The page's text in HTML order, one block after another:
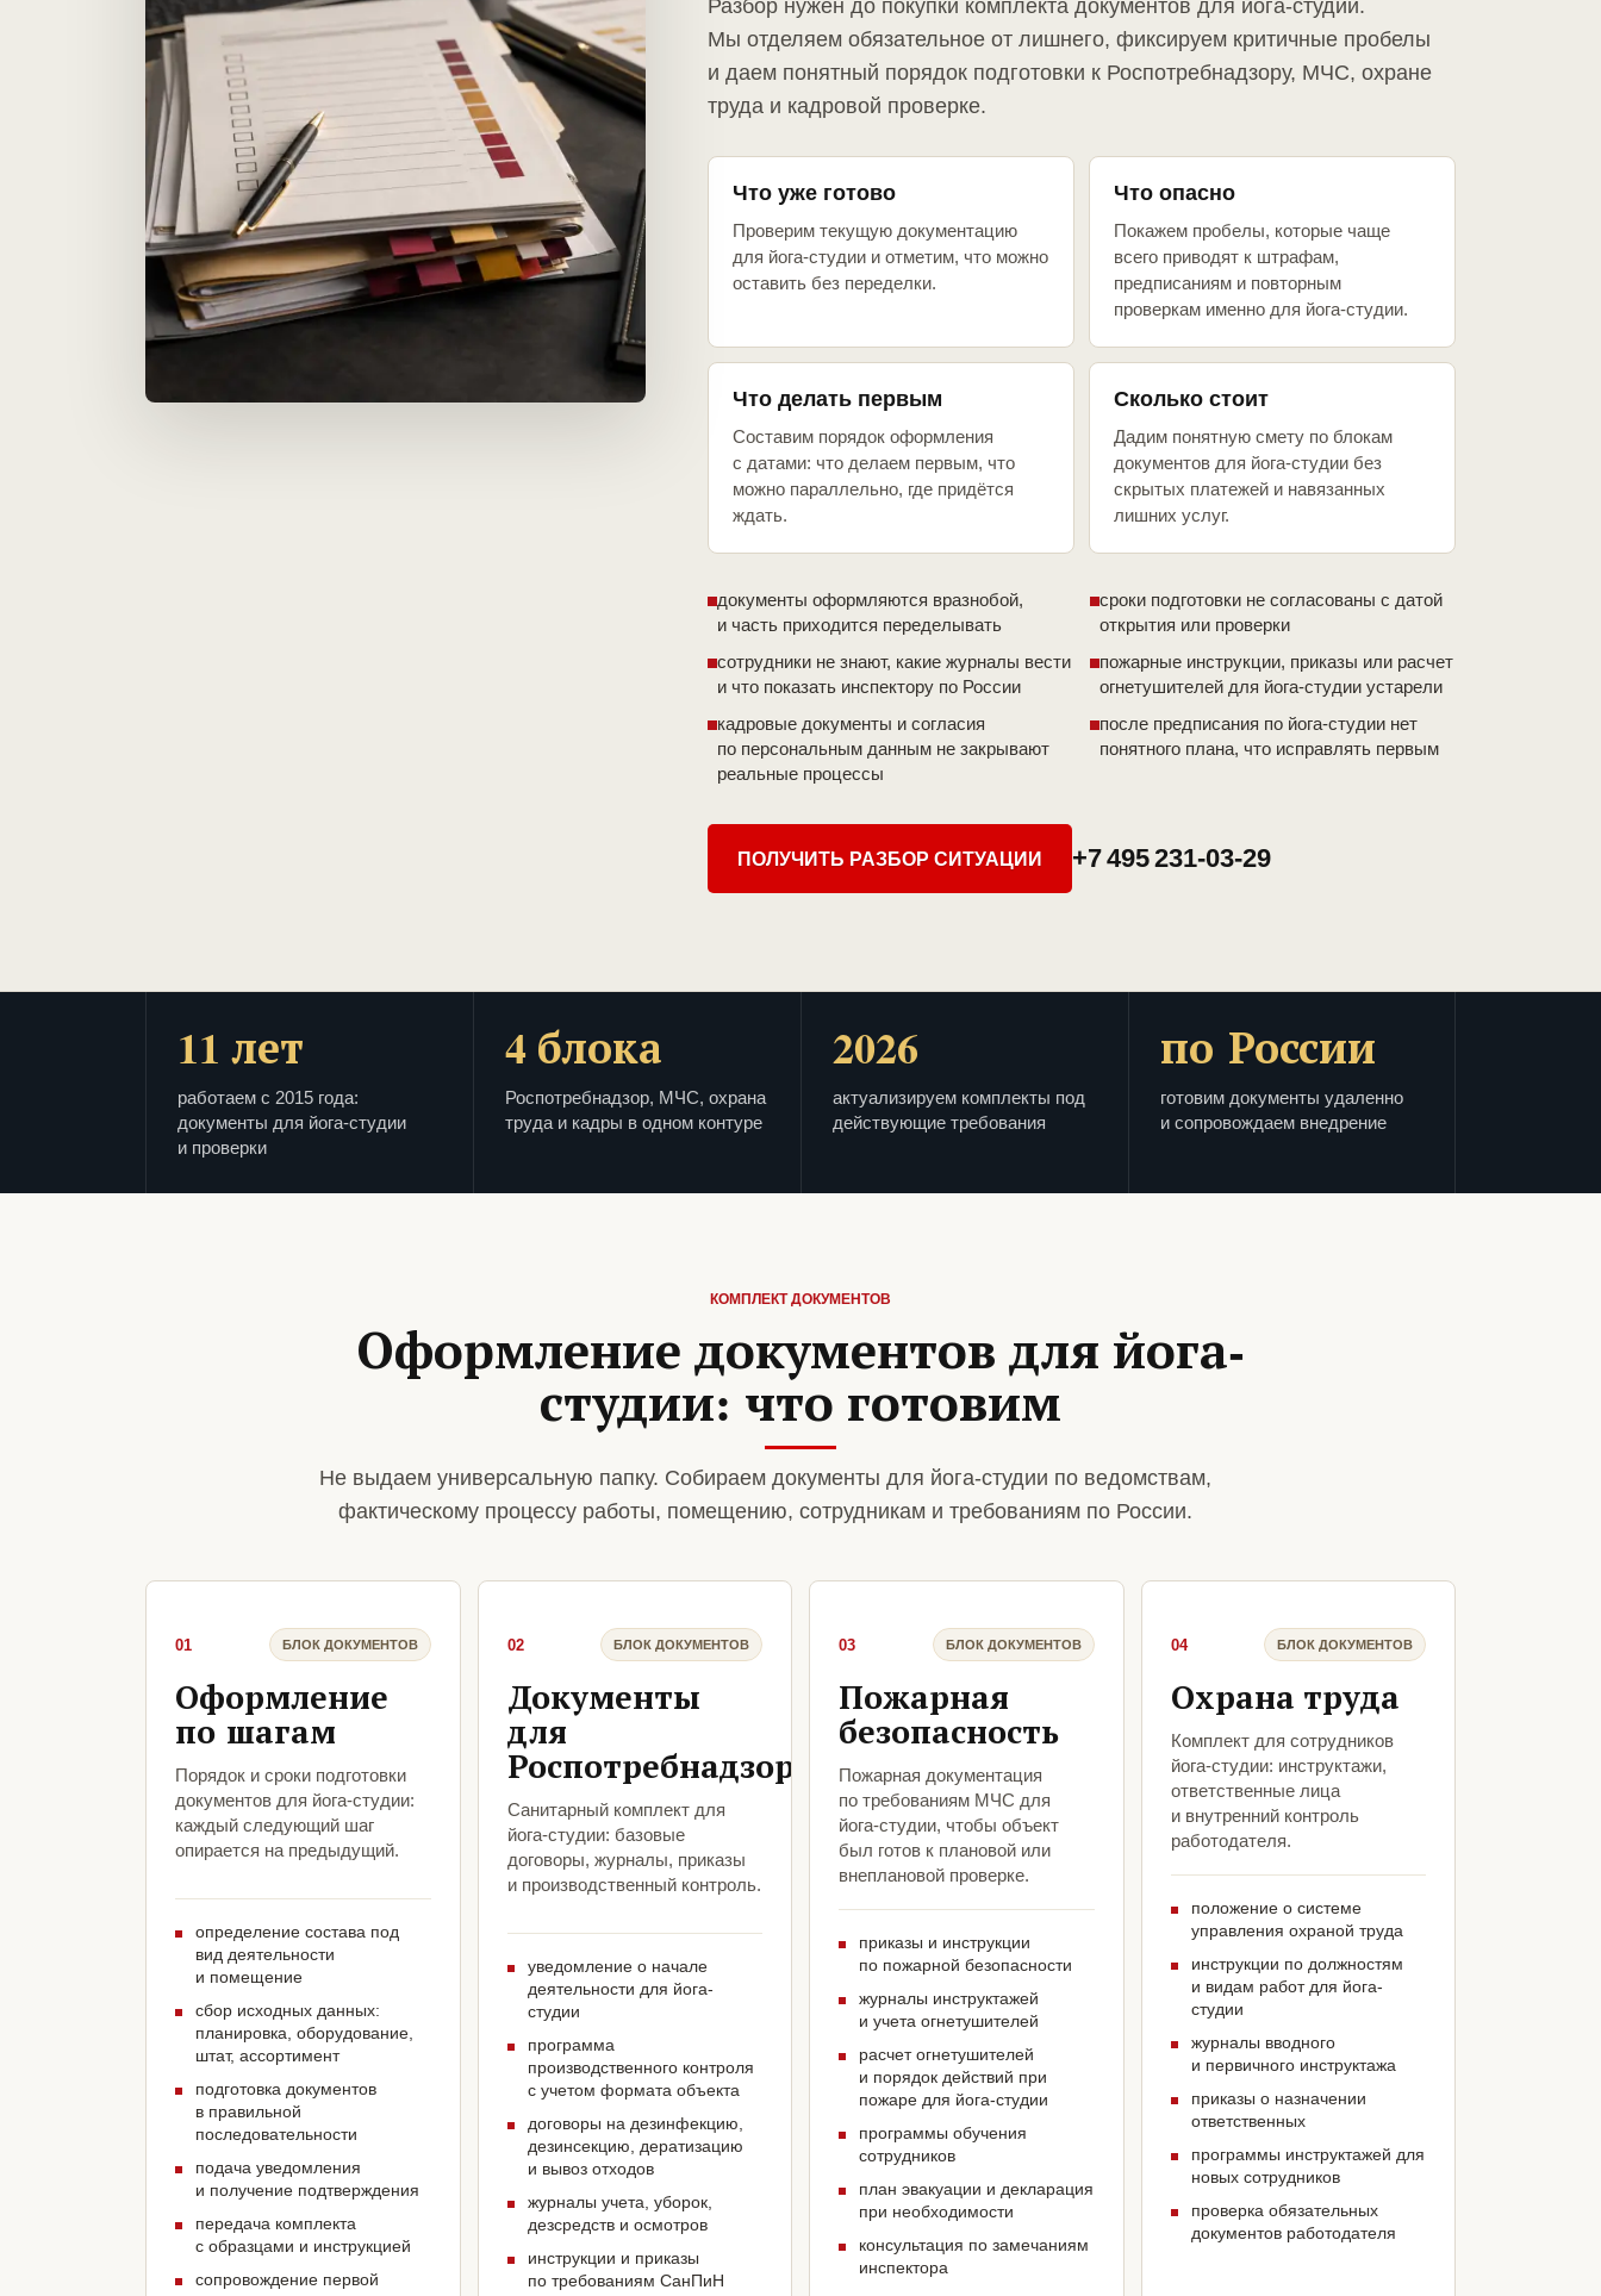
Разбор нужен до покупки комплекта документов для йога-студии.
Мы отделяем обязательное от лишнего, фиксируем критичные пробелы
и даем понятный порядок подготовки к Роспотребнадзору, МЧС, охране
труда и кадровой проверке.
Что уже готово
Проверим текущую документацию
для йога-студии и отметим, что можно
оставить без переделки.
Что опасно
Покажем пробелы, которые чаще
всего приводят к штрафам,
предписаниям и повторным
проверкам именно для йога-студии.
Что делать первым
Составим порядок оформления
с датами: что делаем первым, что
можно параллельно, где придётся
ждать.
Сколько стоит
Дадим понятную смету по блокам
документов для йога-студии без
скрытых платежей и навязанных
лишних услуг.
документы оформляются вразнобой,
и часть приходится переделывать
сроки подготовки не согласованы с датой
открытия или проверки
сотрудники не знают, какие журналы вести
и что показать инспектору по России
пожарные инструкции, приказы или расчет
огнетушителей для йога-студии устарели
кадровые документы и согласия
по персональным данным не закрывают
реальные процессы
после предписания по йога-студии нет
понятного плана, что исправлять первым
ПОЛУЧИТЬ РАЗБОР СИТУАЦИИ +7 495 231-03-29
11 лет
работаем с 2015 года:
документы для йога-студии
и проверки
4 блока
Роспотребнадзор, МЧС, охрана
труда и кадры в одном контуре
2026
актуализируем комплекты под
действующие требования
по России
готовим документы удаленно
и сопровождаем внедрение
КОМПЛЕКТ ДОКУМЕНТОВ
Оформление документов для йога-
студии: что готовим
Не выдаем универсальную папку. Собираем документы для йога-студии по ведомствам,
фактическому процессу работы, помещению, сотрудникам и требованиям по России.
01 БЛОК ДОКУМЕНТОВ
Оформление
по шагам
Порядок и сроки подготовки
документов для йога-студии:
каждый следующий шаг
опирается на предыдущий.
определение состава под
вид деятельности
и помещение
сбор исходных данных:
планировка, оборудование,
штат, ассортимент
подготовка документов
в правильной
последовательности
подача уведомления
и получение подтверждения
передача комплекта
с образцами и инструкцией
сопровождение первой
02 БЛОК ДОКУМЕНТОВ
Документы
для
Роспотребнадзора
Санитарный комплект для
йога-студии: базовые
договоры, журналы, приказы
и производственный контроль.
уведомление о начале
деятельности для йога-
студии
программа
производственного контроля
с учетом формата объекта
договоры на дезинфекцию,
дезинсекцию, дератизацию
и вывоз отходов
журналы учета, уборок,
дезсредств и осмотров
инструкции и приказы
по требованиям СанПиН
03 БЛОК ДОКУМЕНТОВ
Пожарная
безопасность
Пожарная документация
по требованиям МЧС для
йога-студии, чтобы объект
был готов к плановой или
внеплановой проверке.
приказы и инструкции
по пожарной безопасности
журналы инструктажей
и учета огнетушителей
расчет огнетушителей
и порядок действий при
пожаре для йога-студии
программы обучения
сотрудников
план эвакуации и декларация
при необходимости
консультация по замечаниям
инспектора
04 БЛОК ДОКУМЕНТОВ
Охрана труда
Комплект для сотрудников
йога-студии: инструктажи,
ответственные лица
и внутренний контроль
работодателя.
положение о системе
управления охраной труда
инструкции по должностям
и видам работ для йога-
студии
журналы вводного
и первичного инструктажа
приказы о назначении
ответственных
программы инструктажей для
новых сотрудников
проверка обязательных
документов работодателя